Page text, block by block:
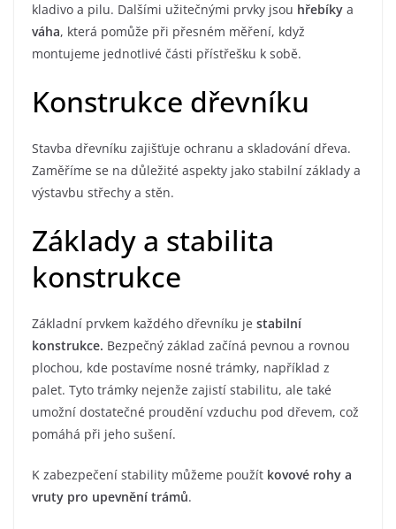
kladivo a pilu. Dalšími užitečnými prvky jsou hřebíky a
váha, která pomůže při přesném měření, když
montujeme jednotlivé části přístřešku k sobě.
Konstrukce dřevníku
Stavba dřevníku zajišťuje ochranu a skladování dřeva.
Zaměříme se na důležité aspekty jako stabilní základy a
výstavbu střechy a stěn.
Základy a stabilita
konstrukce
Základní prvkem každého dřevníku je stabilní
konstrukce. Bezpečný základ začíná pevnou a rovnou
plochou, kde postavíme nosné trámky, například z
palet. Tyto trámky nejenže zajistí stabilitu, ale také
umožní dostatečné proudění vzduchu pod dřevem, což
pomáhá při jeho sušení.
K zabezpečení stability můžeme použít kovové rohy a
vruty pro upevnění trámů.